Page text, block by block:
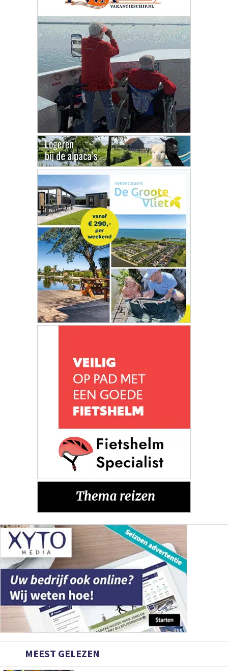
MEEST GELEZEN